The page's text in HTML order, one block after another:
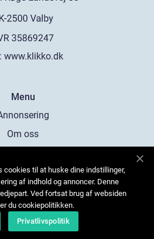
www.klikko.dk
Menu
Om oss
oss
Sitemap
cookies til at huske dine indstillinger,
af indhold og annoncer. Denne
Ved fortsat brug af websiden
du cookiepolitikken.
Privatlivspolitik